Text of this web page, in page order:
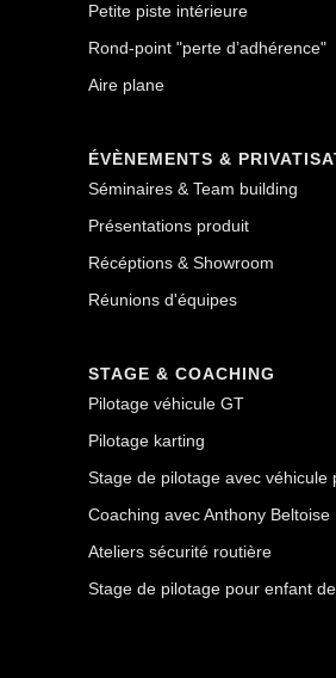
Petite piste intérieure
Rond-point "perte d’adhérence"
Aire plane
ÉVÈNEMENTS &
Séminaires & Team building
Présentations produit
Récéptions & Showroom
Réunions d'équipes
STAGE & COACHING
Pilotage véhicule GT
Pilotage karting
Stage de pilotage avec véhicule
Coaching avec Anthony Beltoise
Ateliers sécurité routière
Stage de pilotage pour enfant